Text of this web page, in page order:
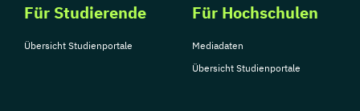
Für Studierende
Übersicht Studienportale
Für Hochschulen
Mediadaten
Übersicht Studienportale